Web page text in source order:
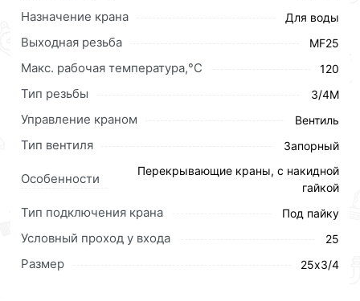
Шаровой кран Vieir для радиатора угловой ПП 25х3/4
VER254L - соединительная часть трубопровода,
поворотов, переходов на другой диаметр, а также
при необходимости частой сборки и разборки труб.
Фитинги служат и для герметичного перекрытия
трубопровода и прочих вспомогательных целей. Для
их соединения с трубами применяется сварка.
Назначение крана Для воды
Выходная резьба MF25
Макс. рабочая температура,°С 120
Тип резьбы 3/4M
Управление краном Вентиль
Тип вентиля Запорный
Особенности
Перекрывающие краны, с накидной
гайкой
Тип подключения крана Под пайку
Условный проход у входа 25
Размер 25х3/4